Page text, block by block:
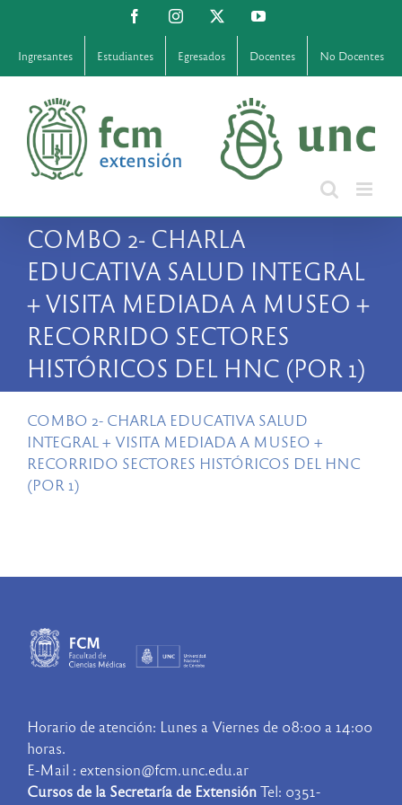
contenido
FacebookInstagram YouTube
Ingresantes Estudiantes Egresados Docentes No Docentes
COMBO 2- CHARLA
EDUCATIVA SALUD INTEGRAL
+ VISITA MEDIADA A MUSEO +
RECORRIDO SECTORES
HISTÓRICOS DEL HNC (POR 1)
COMBO 2- CHARLA EDUCATIVA SALUD
INTEGRAL + VISITA MEDIADA A MUSEO +
RECORRIDO SECTORES HISTÓRICOS DEL HNC
(POR 1)
Horario de atención: Lunes a Viernes de 08:00 a 14:00
horas.
E-Mail : extension@fcm.unc.edu.ar
Cursos de la Secretaría de ExtensiónTel: 0351-